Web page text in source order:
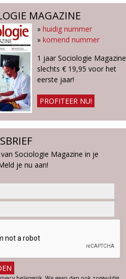
MAGAZINE
» huidig nummer
» komend nummer
1 jaar Sociologie Magazine
slechts € 19,95 voor het
eerste jaar!
PROFITEER NU!
Sociologie Magazine in je
je nu aan!